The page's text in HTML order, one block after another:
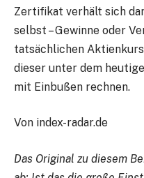
Zertifikat verhält sich
selbst – Gewinne oder
tatsächlichen
dieser unter dem
mit Einbußen rechnen.
Von index-radar.de
Das Original zu diesem